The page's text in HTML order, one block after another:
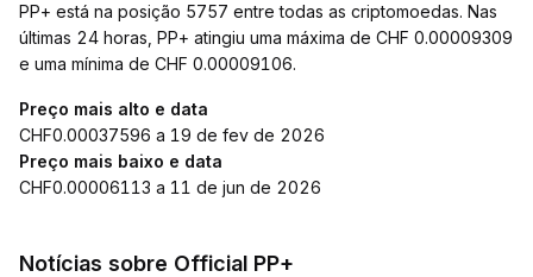
PP+ está na posição 5757 entre todas as criptomoedas. Nas
últimas 24 horas, PP+ atingiu uma máxima de CHF 0.00009309
e uma mínima de CHF 0.00009106.
Preço mais alto e data
CHF0.00037596 a 19 de fev de 2026
Preço mais baixo e data
CHF0.00006113 a 11 de jun de 2026
Notícias sobre Official PP+